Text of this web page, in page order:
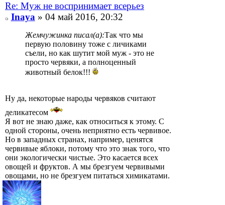
Re: Муж не воспринимает всерьез
Inaya » 04 май 2016, 20:32
Жемчужинка писал(а):Так что мы
первую половину тоже с личиками
съели, но как шутит мой муж - это не
просто червяки, а полноценный
животный белок!!!
Ну да, некоторые народы червяков считают
деликатесом
Я вот не знаю даже, как относиться к этому. С
одной стороны, очень неприятно есть червивое.
Но в западных странах, например, ценятся
червивые яблоки, потому что это знак того, что
они экологически чистые. Это касается всех
овощей и фруктов. А мы брезгуем червивыми
овощами, но не брезгуем питаться химикатами.